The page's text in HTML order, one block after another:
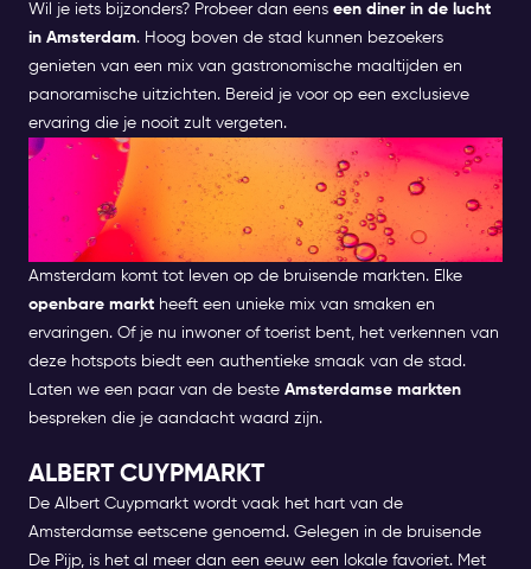
Wil je iets bijzonders? Probeer dan eens een diner in de lucht
in Amsterdam. Hoog boven de stad kunnen bezoekers
genieten van een mix van gastronomische maaltijden en
panoramische uitzichten. Bereid je voor op een exclusieve
ervaring die je nooit zult vergeten.
LIJST VAN DE BESTE
LEVENSMIDDELENMARKTEN IN
AMSTERDAM
Amsterdam komt tot leven op de bruisende markten. Elke
openbare markt heeft een unieke mix van smaken en
ervaringen. Of je nu inwoner of toerist bent, het verkennen van
deze hotspots biedt een authentieke smaak van de stad.
Laten we een paar van de beste Amsterdamse markten
bespreken die je aandacht waard zijn.
ALBERT CUYPMARKT
De Albert Cuypmarkt wordt vaak het hart van de
Amsterdamse eetscene genoemd. Gelegen in de bruisende
De Pijp, is het al meer dan een eeuw een lokale favoriet. Met